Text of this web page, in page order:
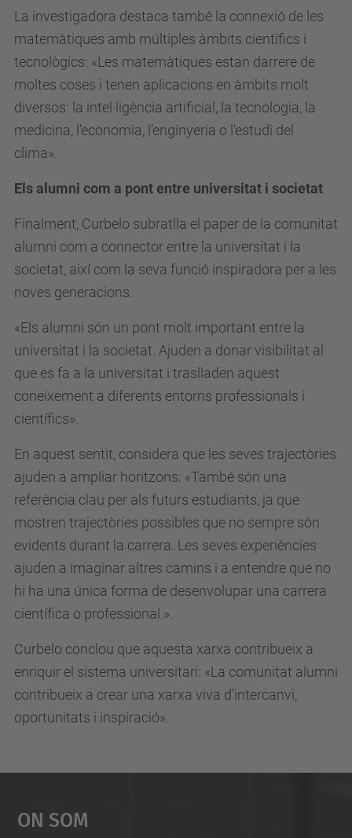
La investigadora destaca també la connexió de les
matemàtiques amb múltiples àmbits científics i
tecnològics: «Les matemàtiques estan darrere de
moltes coses i tenen aplicacions en àmbits molt
diversos: la intel·ligència artificial, la tecnologia, la
medicina, l’economia, l’enginyeria o l’estudi del
clima».
Els alumni com a pont entre universitat i societat
Finalment, Curbelo subratlla el paper de la comunitat
alumni com a connector entre la universitat i la
societat, així com la seva funció inspiradora per a les
noves generacions.
«Els alumni són un pont molt important entre la
universitat i la societat. Ajuden a donar visibilitat al
que es fa a la universitat i traslladen aquest
coneixement a diferents entorns professionals i
científics».
En aquest sentit, considera que les seves trajectòries
ajuden a ampliar horitzons: «També són una
referència clau per als futurs estudiants, ja que
mostren trajectòries possibles que no sempre són
evidents durant la carrera. Les seves experiències
ajuden a imaginar altres camins i a entendre que no
hi ha una única forma de desenvolupar una carrera
científica o professional ».
Curbelo conclou que aquesta xarxa contribueix a
enriquir el sistema universitari: «La comunitat alumni
contribueix a crear una xarxa viva d’intercanvi,
oportunitats i inspiració».
On Som